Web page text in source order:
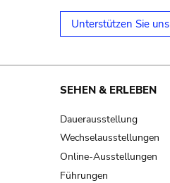
Unterstützen Sie uns
SEHEN & ERLEBEN
Dauerausstellung
Wechselausstellungen
Online-Ausstellungen
Führungen